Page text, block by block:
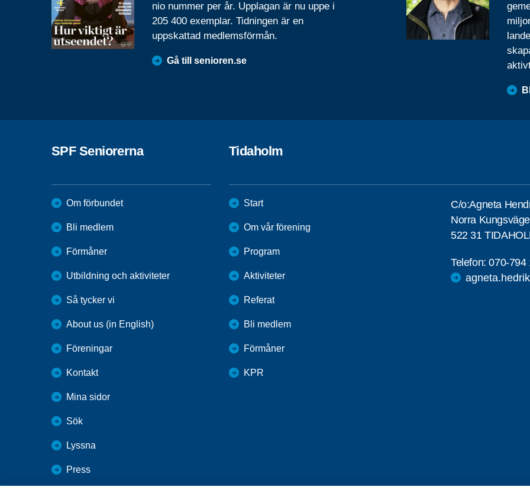
nio nummer per år. Upplagan är nu uppe i
205 400 exemplar. Tidningen är en
uppskattad medlemsförmån.
Gå till senioren.se
SPF Seniorerna
Om förbundet
Bli medlem
Förmåner
Utbildning och aktiviteter
Så tycker vi
About us (in English)
Föreningar
Kontakt
Mina sidor
Sök
Lyssna
Press
Tidaholm
Start
Om vår förening
Program
Aktiviteter
Referat
Bli medlem
Förmåner
KPR
C/o:Agneta
Norra
522 31
Telefon:070-794